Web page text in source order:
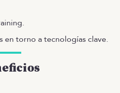
en torno a tecnologías clave.